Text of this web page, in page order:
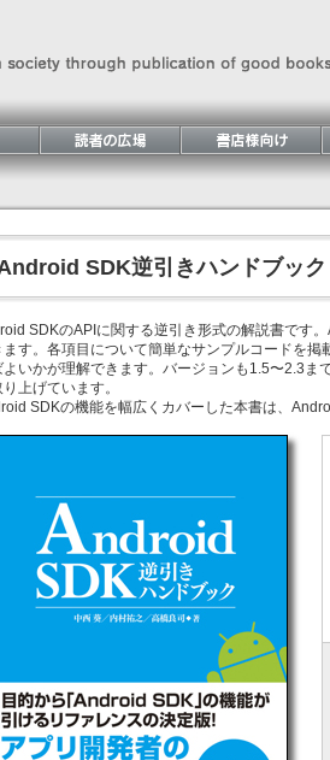
SDK逆引きハンドブック
SDKのAPIに関する逆引き形式の解説書です
ます。各項目について簡単なサンプルコードを
よいかが理解できます。バージョンも1.5〜2.3ま
上げています。
SDKの機能を幅広くカバーした本書は、